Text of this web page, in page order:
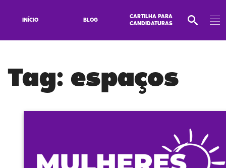
INÍCIO BLOG
CARTILHA PARA
CANDIDATURAS
Tag: espaços